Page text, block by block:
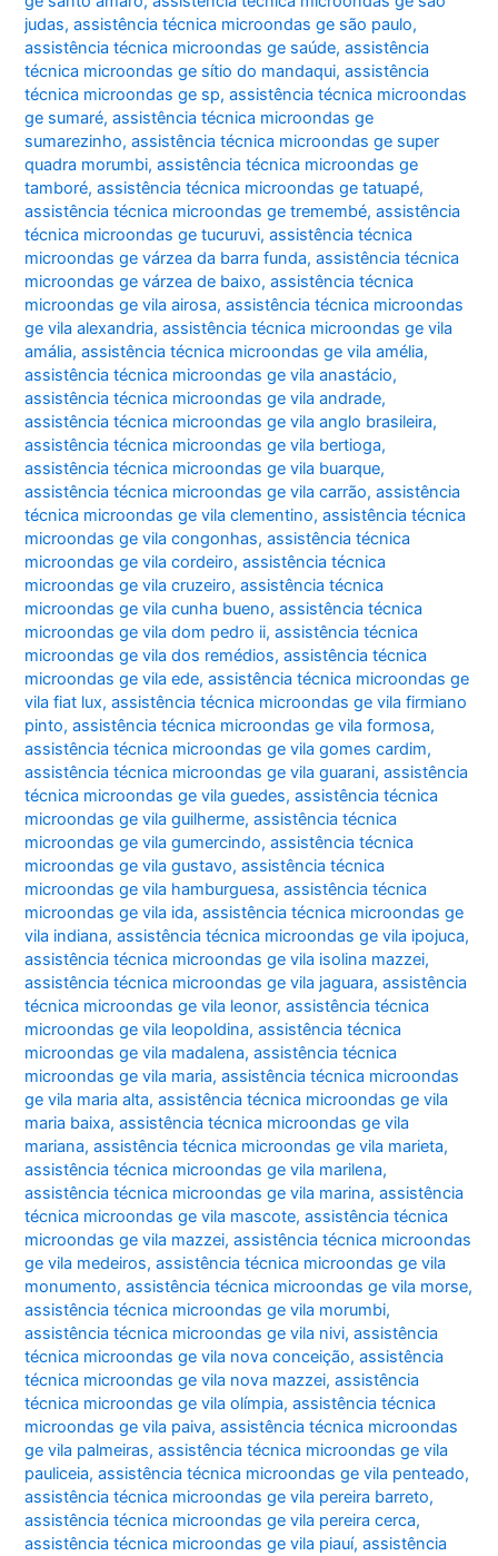
judas,assistência técnica microondas ge são paulo,
assistência técnica microondas ge saúde,assistência
técnica microondas ge sítio do mandaqui,assistência
técnica microondas ge sp,assistência técnica microondas
ge sumaré,assistência técnica microondas ge
sumarezinho,assistência técnica microondas ge super
quadra morumbi,assistência técnica microondas ge
tamboré,assistência técnica microondas ge tatuapé,
assistência técnica microondas ge tremembé,assistência
técnica microondas ge tucuruvi,assistência técnica
microondas ge várzea da barra funda,assistência técnica
microondas ge várzea de baixo,assistência técnica
microondas ge vila airosa,assistência técnica microondas
ge vila alexandria,assistência técnica microondas ge vila
amália,assistência técnica microondas ge vila amélia,
assistência técnica microondas ge vila anastácio,
assistência técnica microondas ge vila andrade,
assistência técnica microondas ge vila anglo brasileira,
assistência técnica microondas ge vila bertioga,
assistência técnica microondas ge vila buarque,
assistência técnica microondas ge vila carrão,assistência
técnica microondas ge vila clementino,assistência técnica
microondas ge vila congonhas,assistência técnica
microondas ge vila cordeiro,assistência técnica
microondas ge vila cruzeiro,assistência técnica
microondas ge vila cunha bueno,assistência técnica
microondas ge vila dom pedro ii,assistência técnica
microondas ge vila dos remédios,assistência técnica
microondas ge vila ede,assistência técnica microondas ge
vila fiat lux,assistência técnica microondas ge vila firmiano
pinto,assistência técnica microondas ge vila formosa,
assistência técnica microondas ge vila gomes cardim,
assistência técnica microondas ge vila guarani,assistência
técnica microondas ge vila guedes,assistência técnica
microondas ge vila guilherme,assistência técnica
microondas ge vila gumercindo,assistência técnica
microondas ge vila gustavo,assistência técnica
microondas ge vila hamburguesa,assistência técnica
microondas ge vila ida,assistência técnica microondas ge
vila indiana,assistência técnica microondas ge vila ipojuca,
assistência técnica microondas ge vila isolina mazzei,
assistência técnica microondas ge vila jaguara,assistência
técnica microondas ge vila leonor,assistência técnica
microondas ge vila leopoldina,assistência técnica
microondas ge vila madalena,assistência técnica
microondas ge vila maria,assistência técnica microondas
ge vila maria alta,assistência técnica microondas ge vila
maria baixa,assistência técnica microondas ge vila
mariana,assistência técnica microondas ge vila marieta,
assistência técnica microondas ge vila marilena,
assistência técnica microondas ge vila marina,assistência
técnica microondas ge vila mascote,assistência técnica
microondas ge vila mazzei,assistência técnica microondas
ge vila medeiros,assistência técnica microondas ge vila
monumento,assistência técnica microondas ge vila morse,
assistência técnica microondas ge vila morumbi,
assistência técnica microondas ge vila nivi,assistência
técnica microondas ge vila nova conceição,assistência
técnica microondas ge vila nova mazzei,assistência
técnica microondas ge vila olímpia,assistência técnica
microondas ge vila paiva,assistência técnica microondas
ge vila palmeiras,assistência técnica microondas ge vila
pauliceia,assistência técnica microondas ge vila penteado,
assistência técnica microondas ge vila pereira barreto,
assistência técnica microondas ge vila pereira cerca,
assistência técnica microondas ge vila piauí,assistência